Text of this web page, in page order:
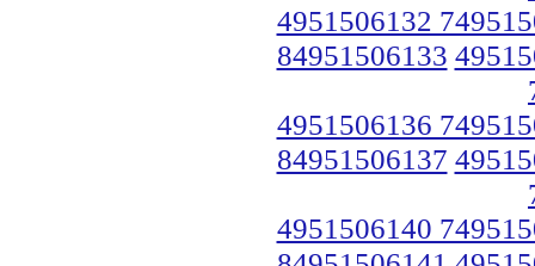
4951506132
84951506133
4951506136
84951506137
4951506140